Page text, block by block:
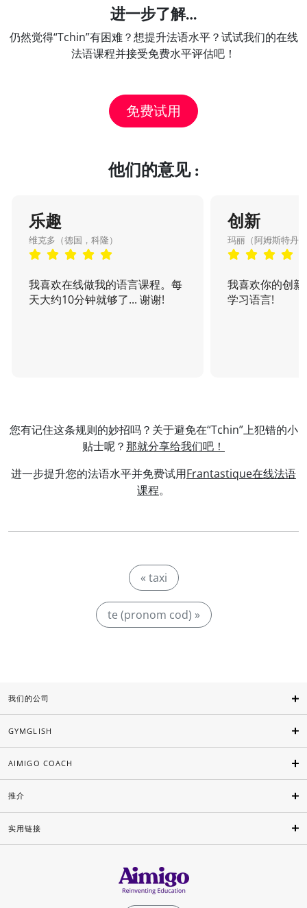
进一步了解…
仍然觉得“Tchin”有困难？想提升法语水平？试试我们的在线
法语课程并接受免费水平评估吧！
免费试用
他们的意见 :
乐趣
维克多（德国，科隆）
我喜欢在线做我的语言课程。每
天大约10分钟就够了... 谢谢!
创新
玛丽（阿姆斯特丹
我喜欢你的创
学习语言!
您有记住这条规则的妙招吗？关于避免在“Tchin”上犯错的小
贴士呢？那就分享给我们吧！
进一步提升您的法语水平并免费试用Frantastique在线法语
课程。
« taxi
te (pronom cod) »
我们的公司
GYMGLISH
AIMIGO COACH
推介
实用链接